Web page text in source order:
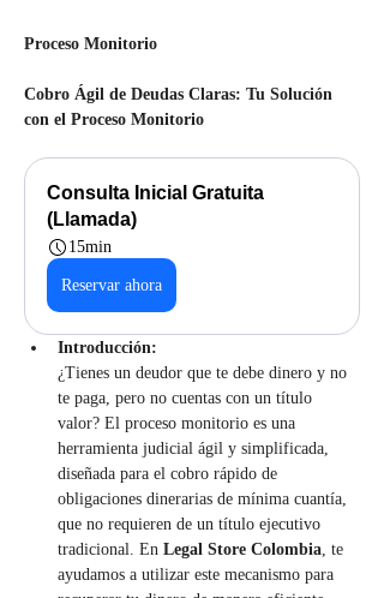
Proceso Monitorio
Cobro Ágil de Deudas Claras: Tu Solución
con el Proceso Monitorio
Consulta Inicial Gratuita
(Llamada)
15min
Reservar ahora
Introducción:
¿Tienes un deudor que te debe dinero y no
te paga, pero no cuentas con un título
valor? El proceso monitorio es una
herramienta judicial ágil y simplificada,
diseñada para el cobro rápido de
obligaciones dinerarias de mínima cuantía,
que no requieren de un título ejecutivo
tradicional. En Legal Store Colombia, te
ayudamos a utilizar este mecanismo para